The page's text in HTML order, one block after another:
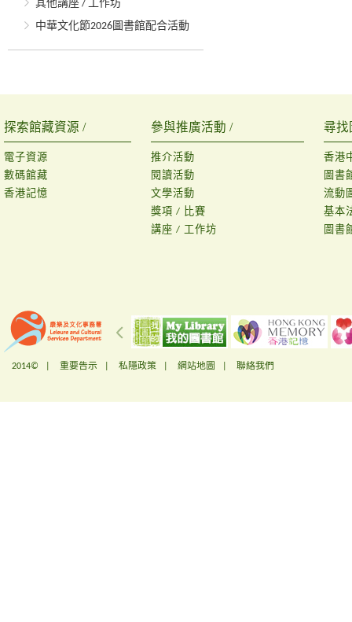
其他講座 / 工作坊
中華文化節2026圖書館配合活動
探索館藏資源 /
電子資源
數碼館藏
香港記憶
參與推廣活動 /
推介活動
閱讀活動
文學活動
獎項 / 比賽
講座 / 工作坊
尋找
香港
圖書
流動
基本
圖書
2014© | 重要告示 私隱政策 網站地圖 聯絡我們